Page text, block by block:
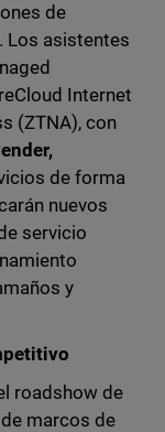
de
Los asistentes
Internet
(ZTNA), con
de forma
nuevos
servicio
y
roadshow de
marcos de